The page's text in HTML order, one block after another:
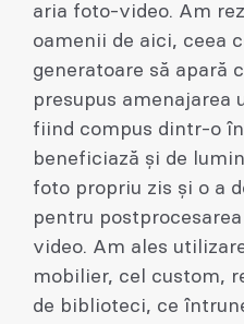
aria foto-video. Am
oamenii de aici, ceea
generatoare să apară
presupus amenajarea
fiind compus dintr-o
beneficiază și de
foto propriu zis și o a
pentru
video. Am ales
mobilier, cel custom,
de biblioteci, ce